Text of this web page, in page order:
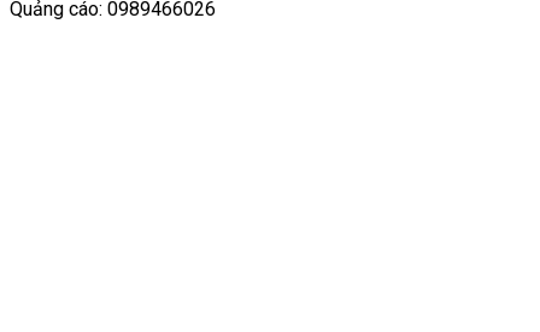
Quảng cáo: 0989466026